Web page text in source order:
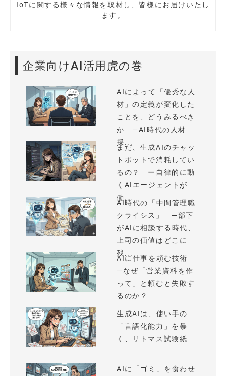
IoTに関する様々な情報を取材し、皆様にお届けいたし
ます。
企業向けAI活用虎の巻
AIによって「優秀な人
材」の定義が変化した
ことを、どうみるべき
か —AI時代の人材
採...
まだ、生成AIのチャッ
トボットで消耗してい
るの？ ー自律的に動
くAIエージェントが
働...
AI時代の「中間管理職
クライシス」 —部下
がAIに相談する時代、
上司の価値はどこに
残...
AIに仕事を頼む技術
—なぜ「営業資料を作
って」と頼むと失敗す
るのか？
生成AIは、使い手の
「言語化能力」を暴
く、リトマス試験紙
AIに「ゴミ」を食わせ